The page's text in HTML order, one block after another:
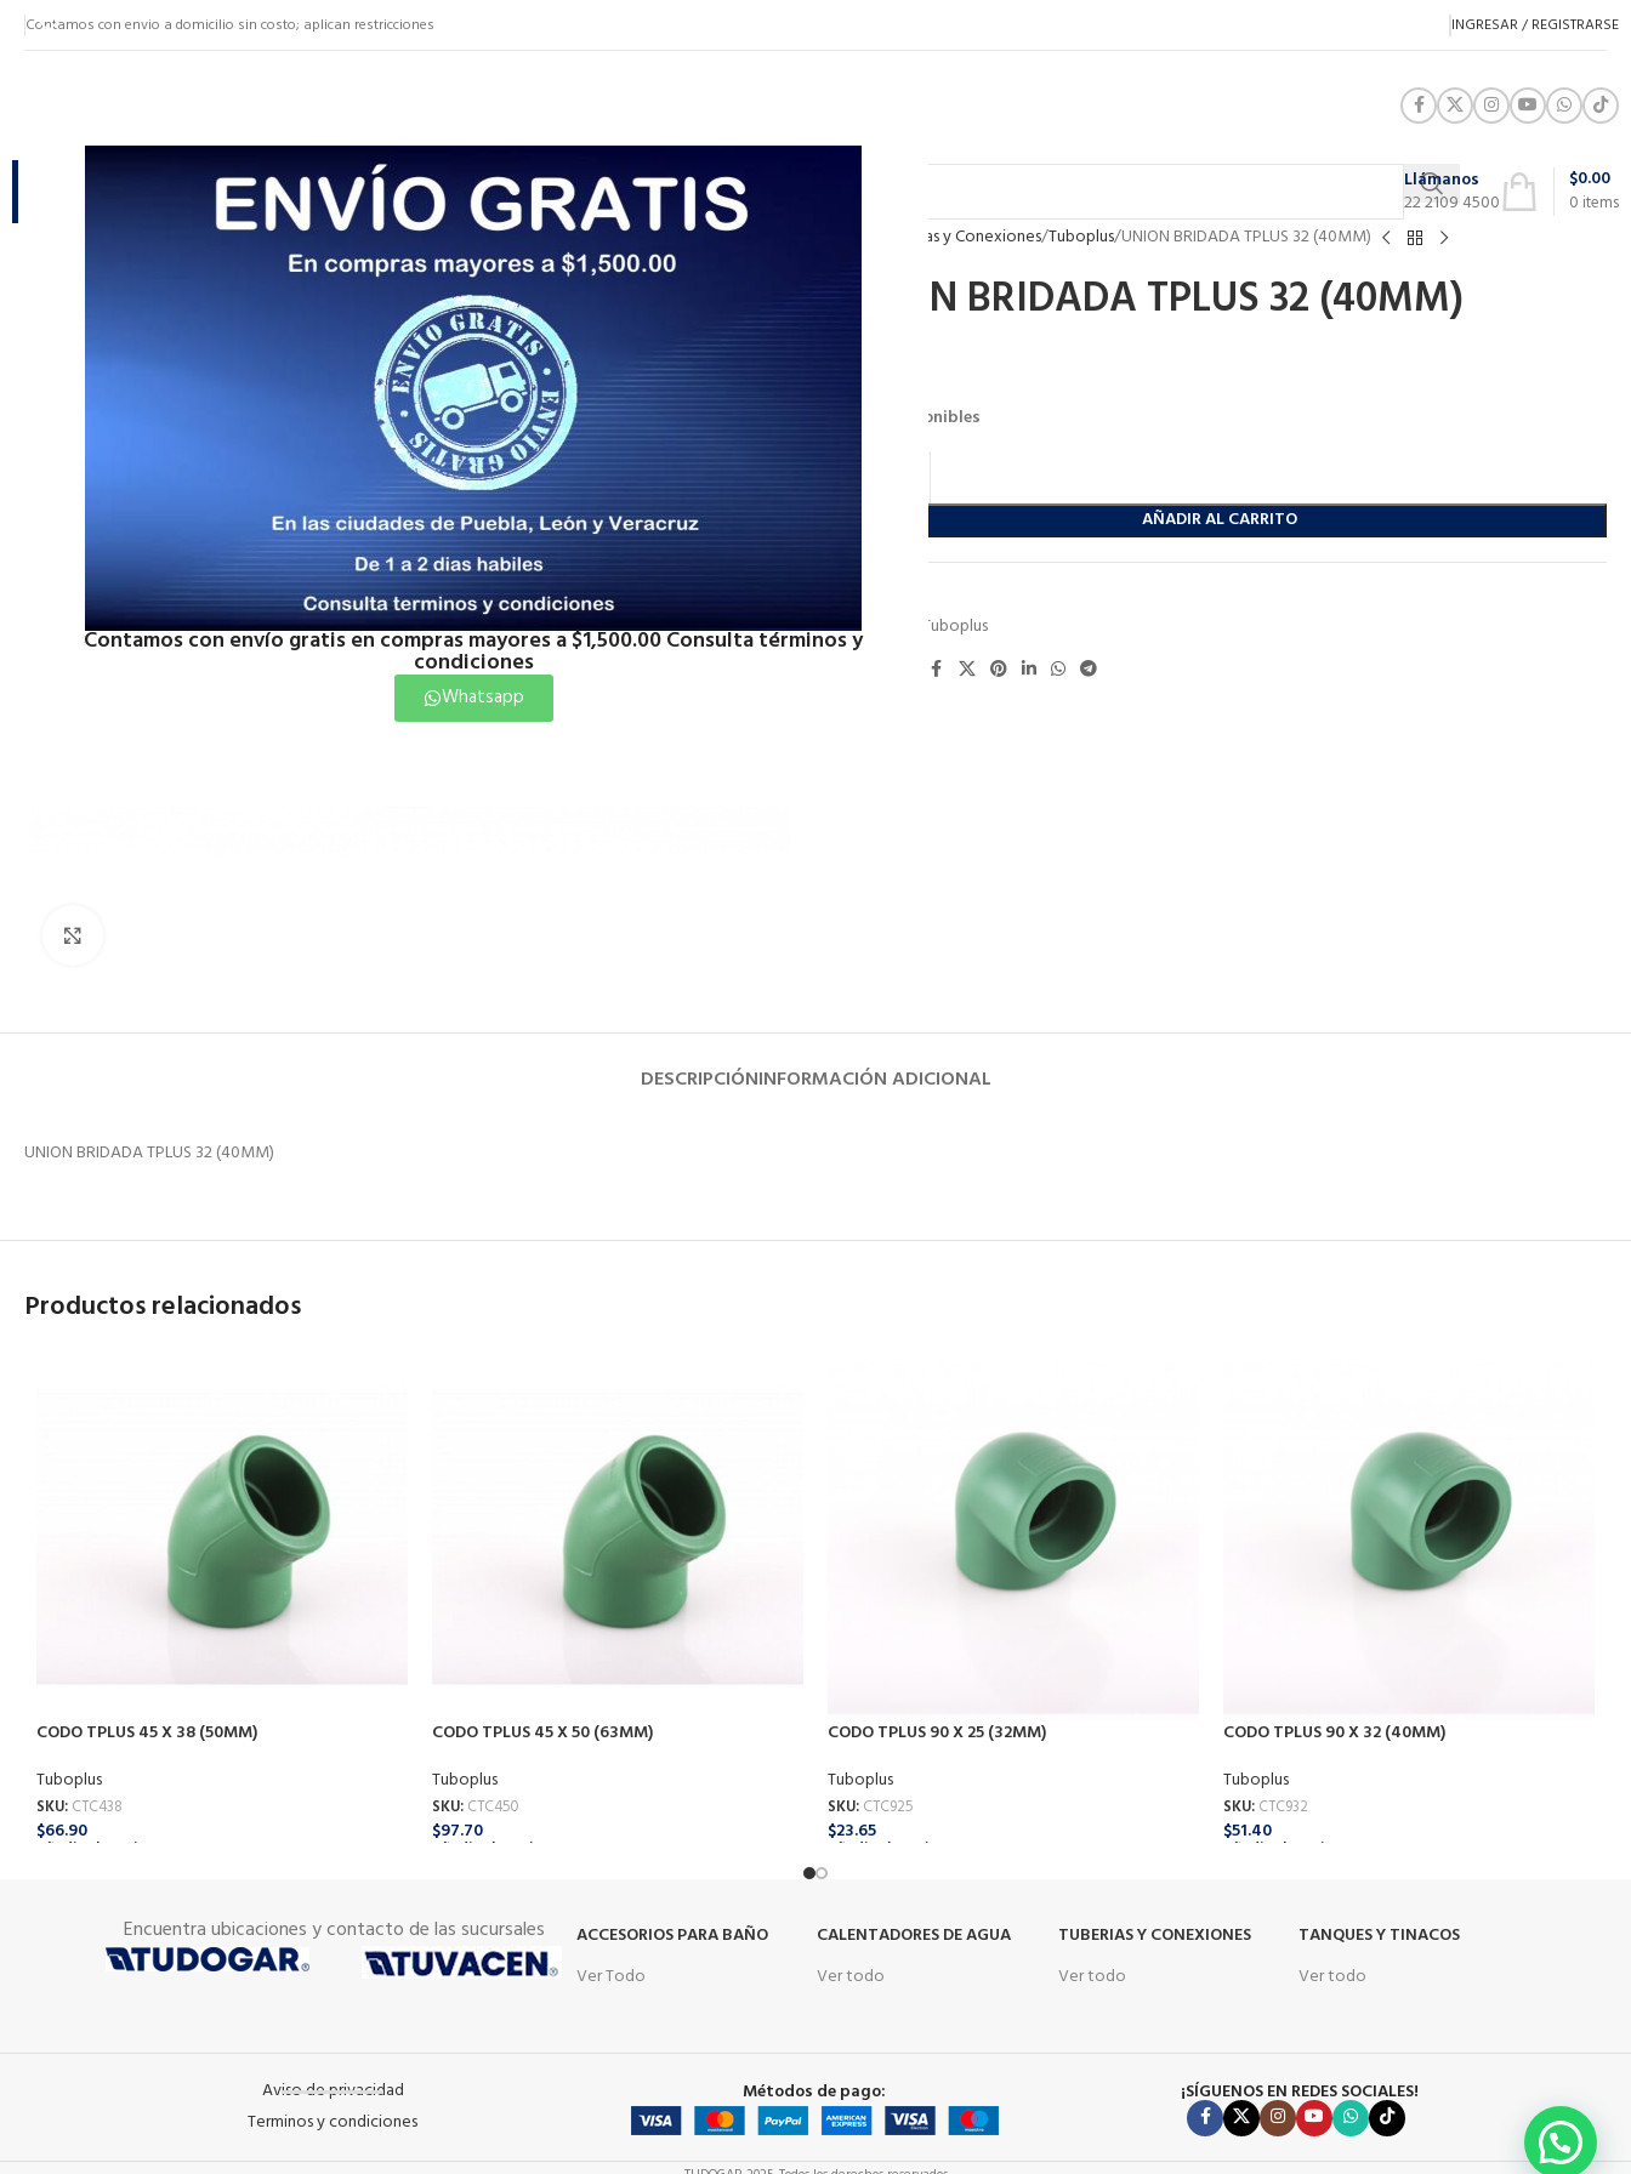
Contamos con envío gratis en compras mayores a $1,500.00 Consulta términos y
condiciones
Whatsapp
Contamos con envio a domicilio sin costo; aplican restricciones INGRESAR / REGISTRARSE
NUESTRAS CATEGORÍAS
CATEGORÍAS
Llámanos
22 2109 4500
0 items
$0.00
Tuberias y Conexiones Tuboplus UNION BRIDADA TPLUS 32 (40MM)
UNION BRIDADA TPLUS 32 (40MM)
143 disponibles
AÑADIR AL CARRITO
Categoría:
Tuboplus
DESCRIPCIÓNINFORMACIÓN ADICIONAL
UNION BRIDADA TPLUS 32 (40MM)
Productos relacionados
CODO TPLUS 45 X 38 (50MM)
Tuboplus
SKU: CTC438
$66.90
Añadir Al Carrito
CODO TPLUS 45 X 50 (63MM)
Tuboplus
SKU: CTC450
$97.70
Añadir Al Carrito
CODO TPLUS 90 X 25 (32MM)
Tuboplus
SKU: CTC925
$23.65
Añadir Al Carrito
CODO TPLUS 90 X 32 (40MM)
Tuboplus
SKU: CTC932
$51.40
Añadir Al Carrito
Encuentra ubicaciones y contacto de las sucursales
ACCESORIOS PARA BAÑO
Ver Todo
CALENTADORES DE AGUA
Ver todo
TUBERIAS Y CONEXIONES
Ver todo
TANQUES Y TINACOS
Ver todo
Aviso de privacidad
Terminos y condiciones
Métodos de pago: ¡SÍGUENOS EN REDES SOCIALES!